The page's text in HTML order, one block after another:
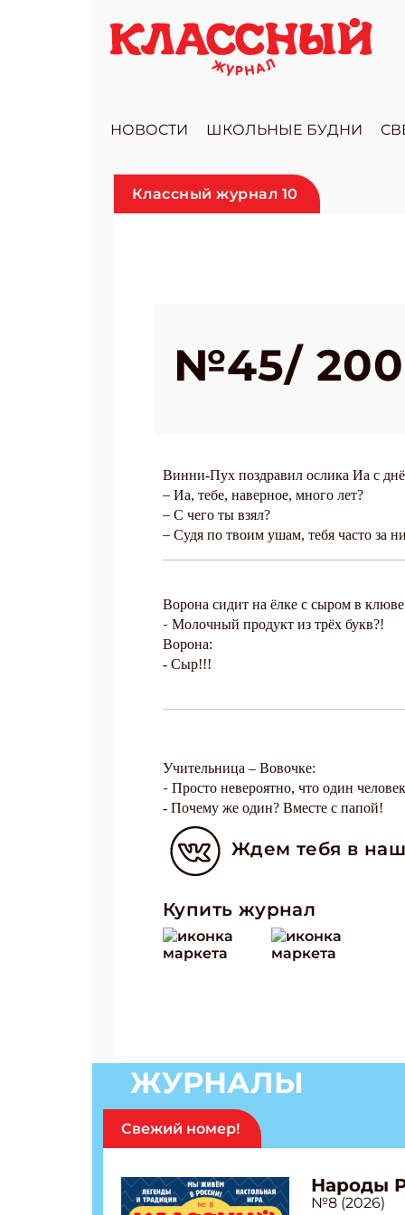
НОВОСТИ ШКОЛЬНЫЕ БУДНИ
Классный журнал 10
№45/
Винни-Пух поздравил ослика Иа с
– Иа, тебе, наверное, много лет?
– С чего ты взял?
– Судя по твоим ушам, тебя часто за
Ворона сидит на ёлке с сыром в
- Молочный продукт из трёх букв?!
Ворона:
- Сыр!!!
Учительница – Вовочке:
- Просто невероятно, что один
- Почему же один? Вместе с папой!
Ждем тебя в
Купить журнал
ЖУРНАЛЫ
Свежий номер!
Народы
№8 (2026)